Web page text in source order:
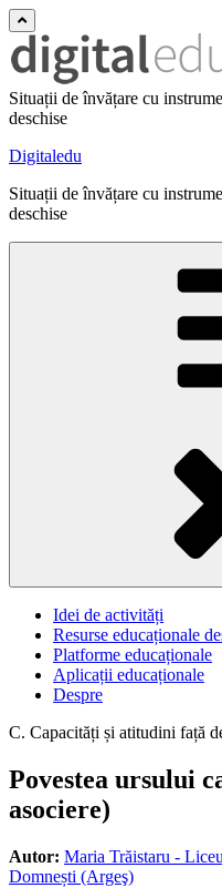
Situații de învățare cu
deschise
Digitaledu
Situații de învățare cu
deschise
Idei de activități
Resurse educaționale
Platforme educaționale
Aplicații educaționale
Despre
C. Capacități și atitudini față
Povestea ursului
asociere)
Autor: Maria Trăistaru -
Domnești (Argeş)